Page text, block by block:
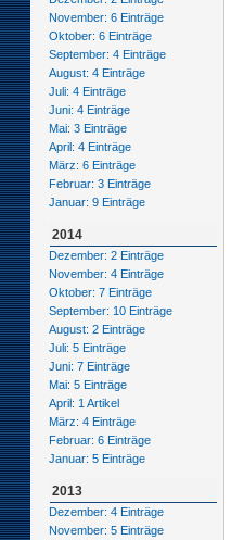
November: 6 Einträge
Oktober: 6 Einträge
September: 4 Einträge
August: 4 Einträge
Juli: 4 Einträge
Juni: 4 Einträge
Mai: 3 Einträge
April: 4 Einträge
März: 6 Einträge
Februar: 3 Einträge
Januar: 9 Einträge
2014
Dezember: 2 Einträge
November: 4 Einträge
Oktober: 7 Einträge
September: 10 Einträge
August: 2 Einträge
Juli: 5 Einträge
Juni: 7 Einträge
Mai: 5 Einträge
April: 1 Artikel
März: 4 Einträge
Februar: 6 Einträge
Januar: 5 Einträge
2013
Dezember: 4 Einträge
November: 5 Einträge